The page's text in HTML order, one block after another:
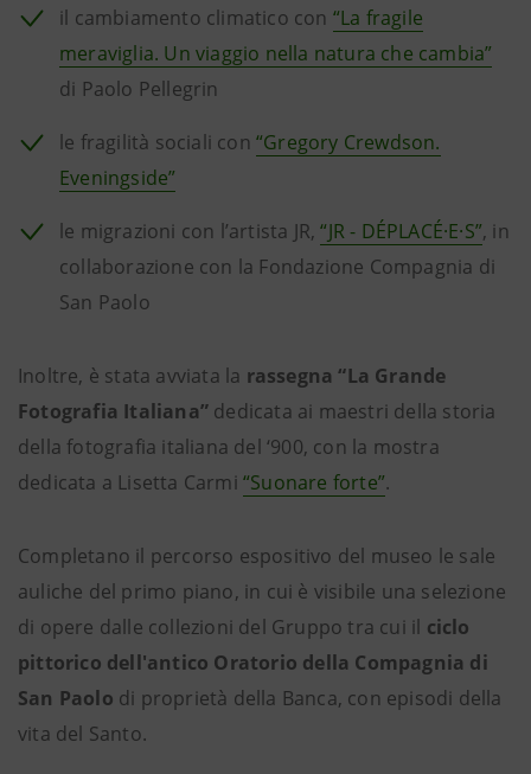
il cambiamento climatico con “La fragile
meraviglia. Un viaggio nella natura che cambia”
di Paolo Pellegrin
le fragilità sociali con “Gregory Crewdson.
Eveningside”
le migrazioni con l’artista JR,“JR - DÉPLACÉ·E·S”, in
collaborazione con la Fondazione Compagnia di
San Paolo
Inoltre, è stata avviata la rassegna “La Grande
Fotografia Italiana” dedicata ai maestri della storia
della fotografia italiana del ‘900, con la mostra
dedicata a Lisetta Carmi “Suonare forte”.
Completano il percorso espositivo del museo le sale
auliche del primo piano, in cui è visibile una selezione
di opere dalle collezioni del Gruppo tra cui il ciclo
pittorico dell'antico Oratorio della Compagnia di
San Paolo di proprietà della Banca, con episodi della
vita del Santo.